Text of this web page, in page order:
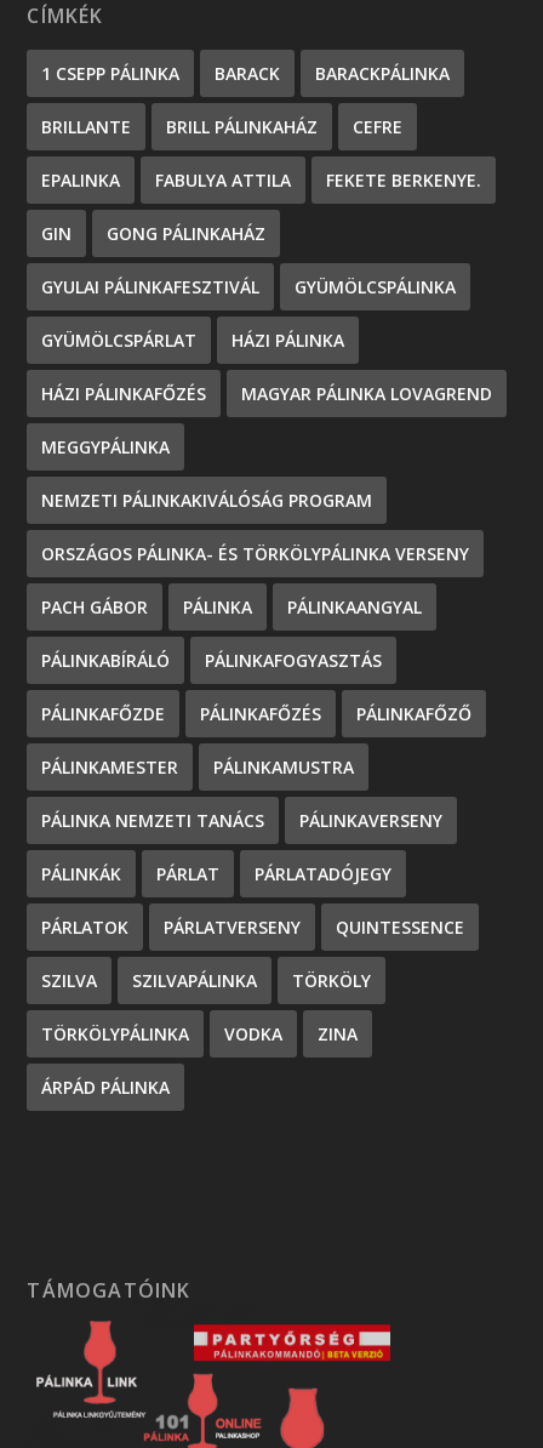
CÍMKÉK
1 CSEPP PÁLINKA BARACK BARACKPÁLINKA
BRILLANTE BRILL PÁLINKAHÁZ CEFRE
EPALINKA FABULYA ATTILA FEKETE BERKENYE.
GIN GONG PÁLINKAHÁZ
GYULAI PÁLINKAFESZTIVÁL GYÜMÖLCSPÁLINKA
GYÜMÖLCSPÁRLAT HÁZI PÁLINKA
HÁZI PÁLINKAFŐZÉS MAGYAR PÁLINKA LOVAGREND
MEGGYPÁLINKA
NEMZETI PÁLINKAKIVÁLÓSÁG PROGRAM
ORSZÁGOS PÁLINKA- ÉS TÖRKÖLYPÁLINKA VERSENY
PACH GÁBOR PÁLINKA PÁLINKAANGYAL
PÁLINKABÍRÁLÓ PÁLINKAFOGYASZTÁS
PÁLINKAFŐZDE PÁLINKAFŐZÉS PÁLINKAFŐZŐ
PÁLINKAMESTER PÁLINKAMUSTRA
PÁLINKA NEMZETI TANÁCS PÁLINKAVERSENY
PÁLINKÁK PÁRLAT PÁRLATADÓJEGY
PÁRLATOK PÁRLATVERSENY QUINTESSENCE
SZILVA SZILVAPÁLINKA TÖRKÖLY
TÖRKÖLYPÁLINKA VODKA ZINA
ÁRPÁD PÁLINKA
TÁMOGATÓINK